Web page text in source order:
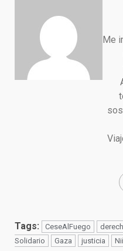
Me
Tags: CeseAlFuego
Solidario
Gaza justicia